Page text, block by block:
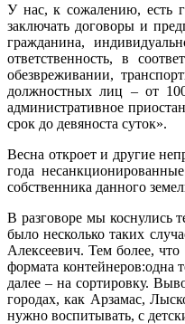
У нас, к сожалению, есть
заключать договоры и
гражданина,
ответственность, в
обезвреживании,
должностных лиц – от
административное
срок до девяноста суток».
Весна откроет и другие
года
собственника данного
В разговоре мы коснулись
было несколько таких
Алексеевич. Тем более, что
формата контейнеров:одна
далее – на сортировку.
городах, как Арзамас,
нужно воспитывать, с